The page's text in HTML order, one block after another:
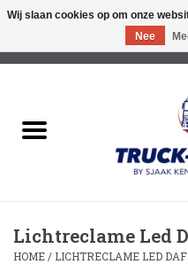
Lichtreclame Led
Led Triple Sign
Lichtreclame Led
HOME / LICHTRECLAME LED
Wij slaan cookies op om onze
Nee